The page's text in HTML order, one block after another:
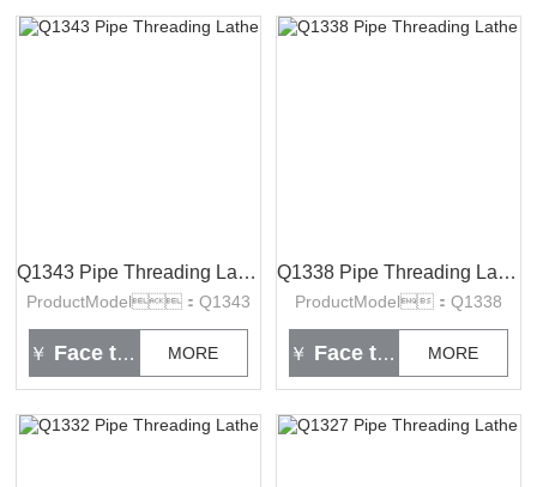
Q1343 Pipe Threading Lathe
ProductModel：Q1343
￥ Face to face MORE
Q1338 Pipe Threading Lathe
ProductModel：Q1338
￥ Face to face MORE